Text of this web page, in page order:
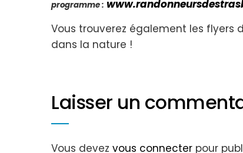
programme :
Vous trouverez également les flyers
dans la nature !
Laisser un
Vous devez vous connecter pour